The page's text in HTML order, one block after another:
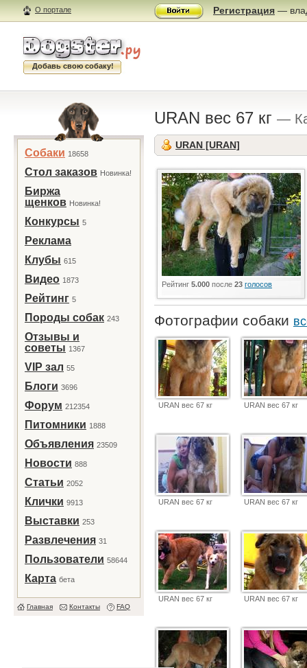
О портале Регистрация —
Добавь свою собаку!
Собаки 18658
Стол заказов Новинка!
Биржа
щенков Новинка!
Конкурсы 5
Реклама
Клубы 615
Видео 1873
Рейтинг 5
Породы собак 243
Отзывы и
советы 1367
VIP зал 55
Блоги 3696
Форум 212354
Питомники 1888
Объявления 23509
Новости 888
Статьи 2052
Клички 9913
Выставки 253
Развлечения 31
Пользователи 58644
Карта бета
Главная Контакты FAQ
URAN вес 67 кг —
URAN [URAN]
Рейтинг 5.000 после 23 голосов
Фотографии собаки
URAN вес 67 кг URAN вес 67 кг
URAN вес 67 кг URAN вес 67 кг
URAN вес 67 кг URAN вес 67 кг